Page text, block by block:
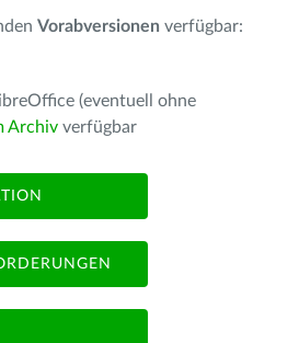
Vorabversionen verfügbar:
(eventuell ohne
Archiv verfügbar